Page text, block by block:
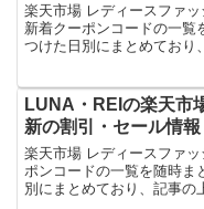
楽天市場 レディースファ
新着クーポンコードの一覧
つけた日別にまとめており
LUNA・REIの楽天市
新の割引・セール情報
楽天市場 レディースファ
ポンコードの一覧を随時ま
別にまとめており、記事の